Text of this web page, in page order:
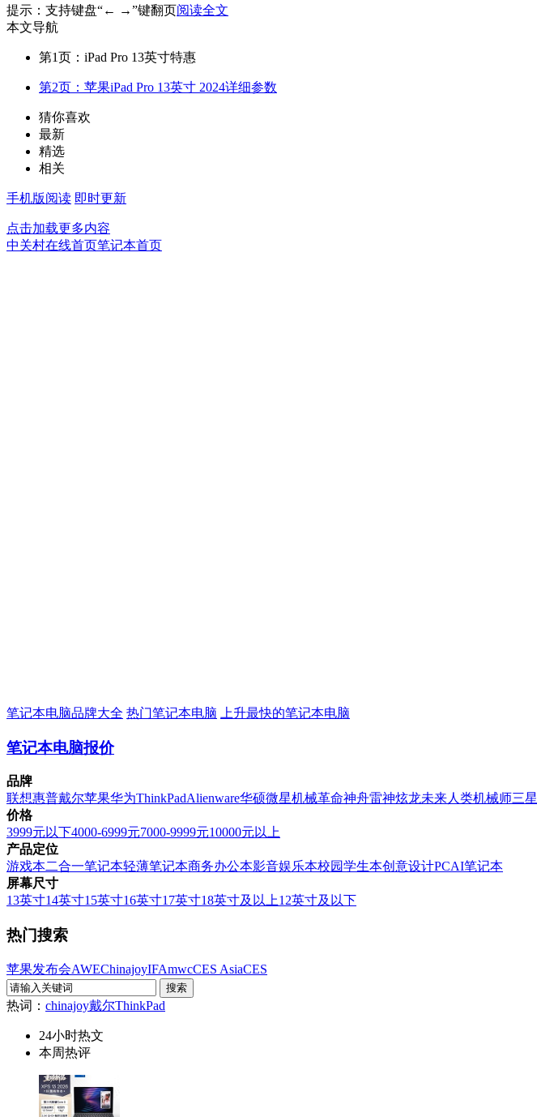
提示：支持键盘“← →”键翻页阅读全文
本文导航
第1页：iPad Pro 13英寸特惠
第2页：苹果iPad Pro 13英寸 2024详细参数
猜你喜欢
最新
精选
相关
手机版阅读 即时更新
点击加载更多内容
中关村在线首页笔记本首页
笔记本电脑品牌大全 热门笔记本电脑 上升最快的笔记本电脑
笔记本电脑报价
品牌
联想惠普戴尔苹果华为ThinkPadAlienware华硕微星机械革命神舟雷神炫龙未来人类机械师三星
价格
3999元以下4000-6999元7000-9999元10000元以上
产品定位
游戏本二合一笔记本轻薄笔记本商务办公本影音娱乐本校园学生本创意设计PCAI笔记本
屏幕尺寸
13英寸14英寸15英寸16英寸17英寸18英寸及以上12英寸及以下
热门搜索
苹果发布会AWEChinajoyIFAmwcCES AsiaCES
热词： chinajoy戴尔ThinkPad
24小时热文
本周热评